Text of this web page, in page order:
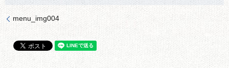
menu_img004